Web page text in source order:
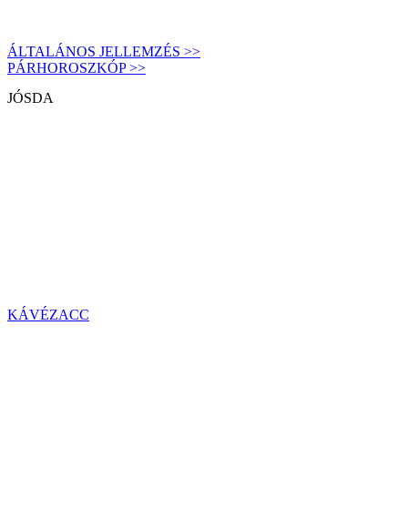
ÁLTALÁNOS JELLEMZÉS >>
PÁRHOROSZKÓP >>
JÓSDA
KÁVÉZACC